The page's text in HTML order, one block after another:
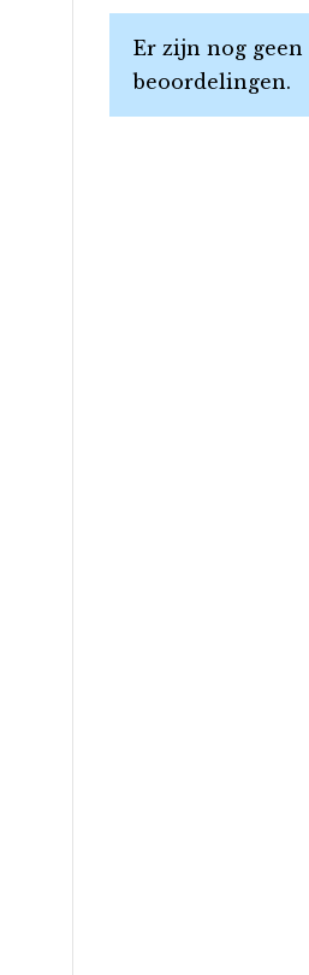
Er zijn nog geen
beoordelingen.